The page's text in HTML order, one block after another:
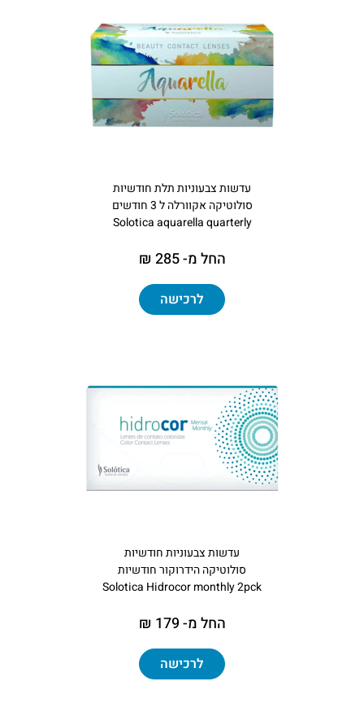
עדשות צבעוניות תלת חודשיות
סולוטיקה אקוורלה ל 3 חודשים
Solotica aquarella quarterly
החל מ- 285 ₪
לרכישה
עדשות צבעוניות חודשיות
סולוטיקה הידרוקור חודשיות
Solotica Hidrocor monthly 2pck
החל מ- 179 ₪
לרכישה